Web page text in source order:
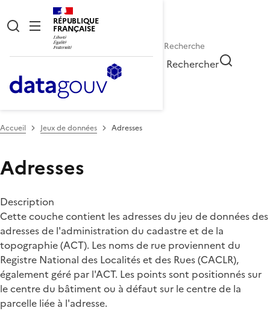
RÉPUBLIQUE
FRANÇAISE
Rechercher
Accueil Jeux de données Adresses
Adresses
Description
Cette couche contient les adresses du jeu de données des
adresses de l'administration du cadastre et de la
topographie (ACT). Les noms de rue proviennent du
Registre National des Localités et des Rues (CACLR),
également géré par l'ACT. Les points sont positionnés sur
le centre du bâtiment ou à défaut sur le centre de la
parcelle liée à l'adresse.